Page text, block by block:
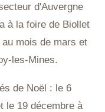
d'Auvergne
à la foire de Biollet
mois de mars et
les-Mines.
de Noël : le 6
le 19 décembre à